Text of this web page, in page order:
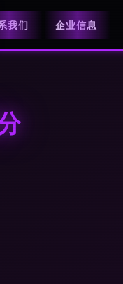
我们 企业信息